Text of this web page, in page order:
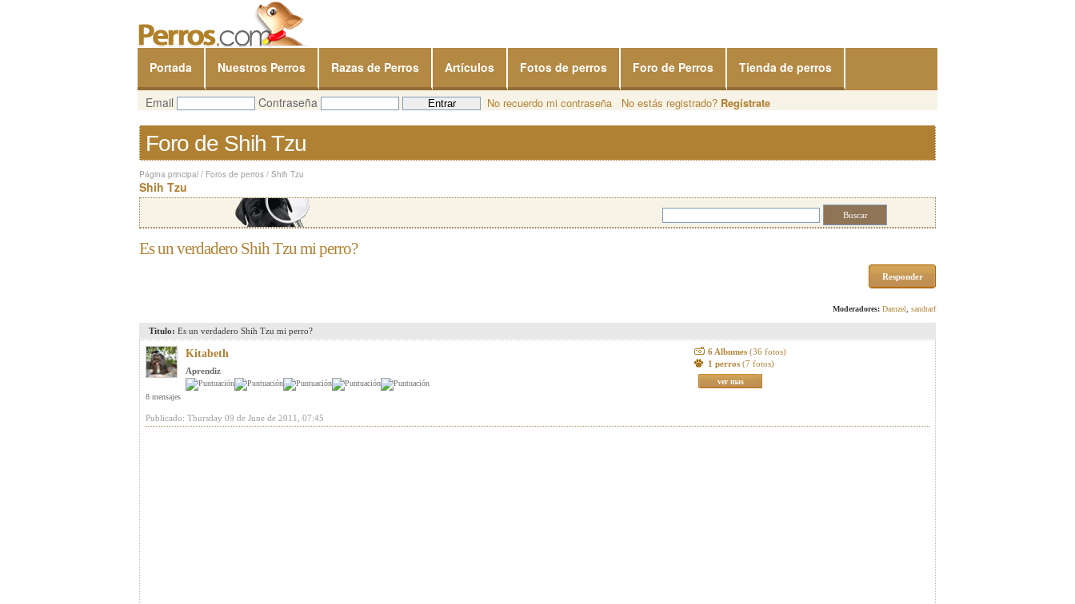
Portada Nuestros Perros Razas de Perros Artículos Fotos de perros Foro de Perros Tienda de perros
Email Contraseña No recuerdo mi contraseña No estás registrado? Regístrate
Foro de Shih Tzu
Página principal / Foros de perros / Shih Tzu
Shih Tzu
Es un verdadero Shih Tzu mi perro?
Responder
Moderadores: Damzel sandrarf
Titulo: Es un verdadero Shih Tzu mi perro?
Kitabeth
Aprendiz
8 mensajes
6 Albumes (36 fotos)
1 perros (7 fotos)
ver mas
Publicado: Thursday 09 de June de 2011, 07:45